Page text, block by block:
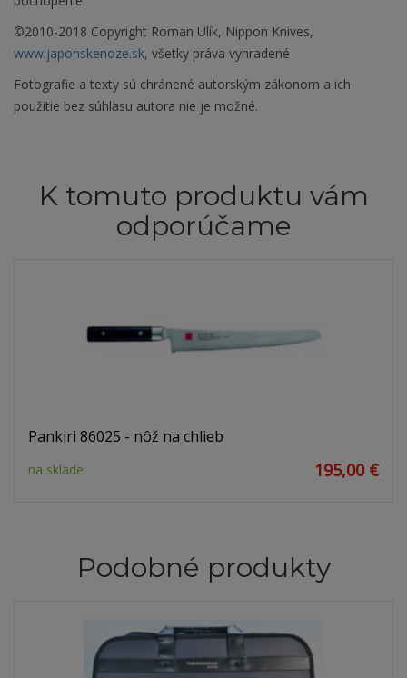
©2010-2018 Copyright Roman Ulík, Nippon Knives,
www.japonskenoze.sk, všetky práva vyhradené
Fotografie a texty sú chránené autorským zákonom a ich
použitie bez súhlasu autora nie je možné.
K tomuto produktu vám
odporúčame
Pankiri 86025 - nôž na chlieb
na sklade 195,00 €
Podobné produkty